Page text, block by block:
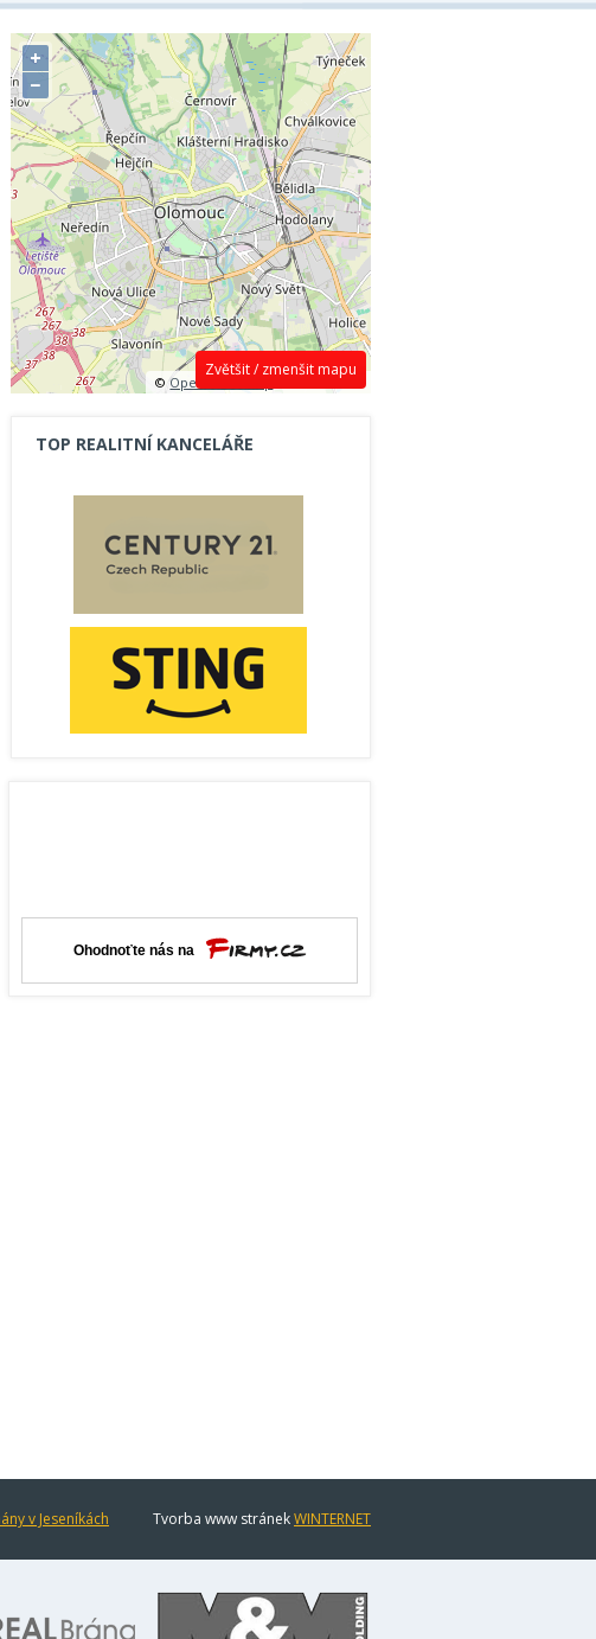
Zvětšit / zmenšit mapu
+
−
©OpenStreetMap contributors.
TOP REALITNÍ KANCELÁŘE
v Jeseníkách Tvorba www stránekWINTERNET